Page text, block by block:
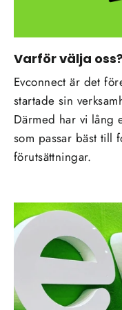
Varför välja
Evconnect är det
startade sin
Därmed har vi lång
som passar bäst till
förutsättningar.